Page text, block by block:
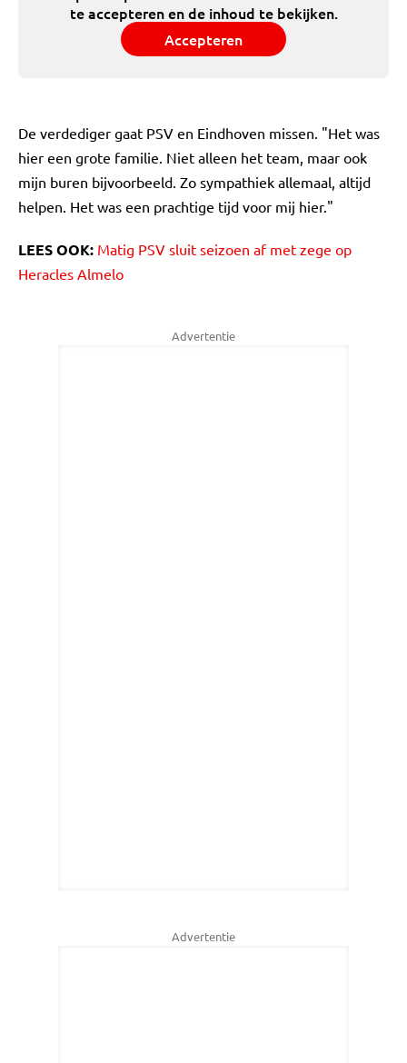
te accepteren en de inhoud te bekijken.
Accepteren
De verdediger gaat PSV en Eindhoven missen. "Het was
hier een grote familie. Niet alleen het team, maar ook
mijn buren bijvoorbeeld. Zo sympathiek allemaal, altijd
helpen. Het was een prachtige tijd voor mij hier."
LEES OOK: Matig PSV sluit seizoen af met zege op
Heracles Almelo
Advertentie
Advertentie